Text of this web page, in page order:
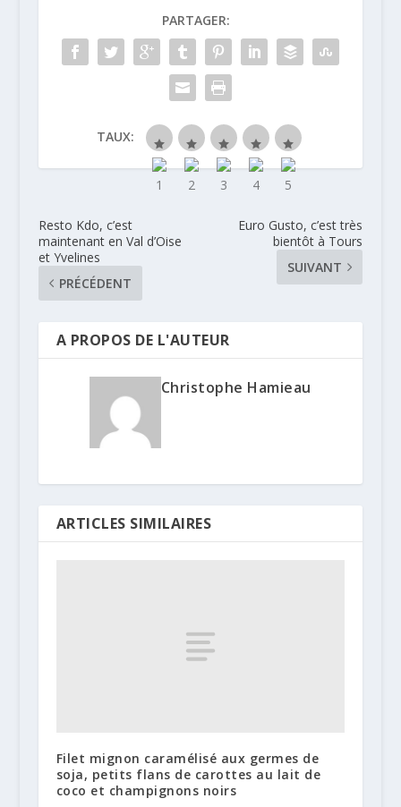
PARTAGER:
TAUX:
Resto Kdo, c’est
maintenant en Val d’Oise
et Yvelines
PRÉCÉDENT
Euro Gusto, c’est très
bientôt à Tours
SUIVANT
A PROPOS DE L'AUTEUR
Christophe Hamieau
ARTICLES SIMILAIRES
Filet mignon caramélisé aux germes de
soja, petits flans de carottes au lait de
coco et champignons noirs